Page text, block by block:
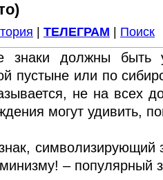
ТЕЛЕГРАМ Поиск
знаки должны быть
пустыне или по
не на всех
могут удивить,
символизирующий
– популярный